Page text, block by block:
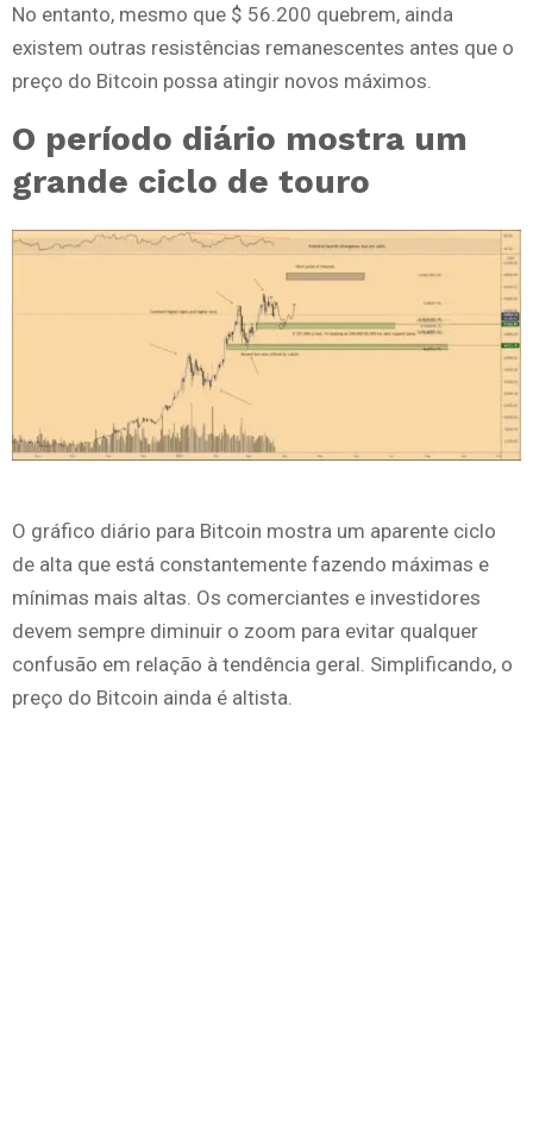
No entanto, mesmo que $ 56.200 quebrem, ainda
existem outras resistências remanescentes antes que o
preço do Bitcoin possa atingir novos máximos.
O período diário mostra um
grande ciclo de touro
O gráfico diário para Bitcoin mostra um aparente ciclo
de alta que está constantemente fazendo máximas e
mínimas mais altas. Os comerciantes e investidores
devem sempre diminuir o zoom para evitar qualquer
confusão em relação à tendência geral. Simplificando, o
preço do Bitcoin ainda é altista.